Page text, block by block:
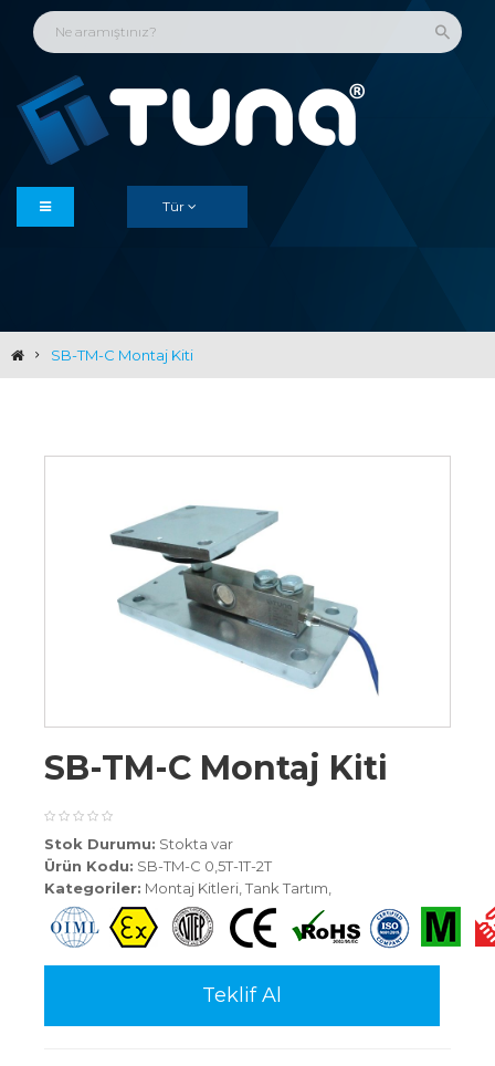
Tür
SB-TM-C Montaj Kiti
SB-TM-C Montaj Kiti
Stok Durumu: Stokta var
Ürün Kodu: SB-TM-C 0,5T-1T-2T
Kategoriler: Montaj Kitleri Tank Tartım
Teklif Al